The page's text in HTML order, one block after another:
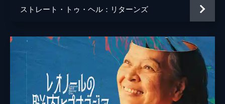
ストレート・トゥ・ヘル：リターンズ